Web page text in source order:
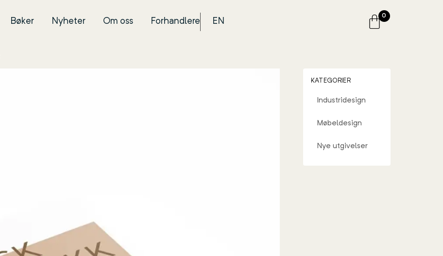
Bøker Nyheter Om oss Forhandlere EN
0
KATEGORIER
Industridesign
Møbeldesign
Nye utgivelser